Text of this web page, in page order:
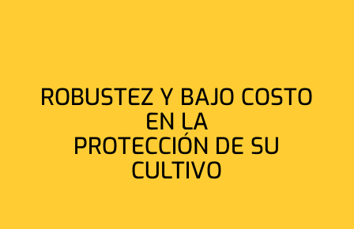
ROBUSTEZ Y BAJO COSTO
EN LA
PROTECCIÓN DE SU
CULTIVO